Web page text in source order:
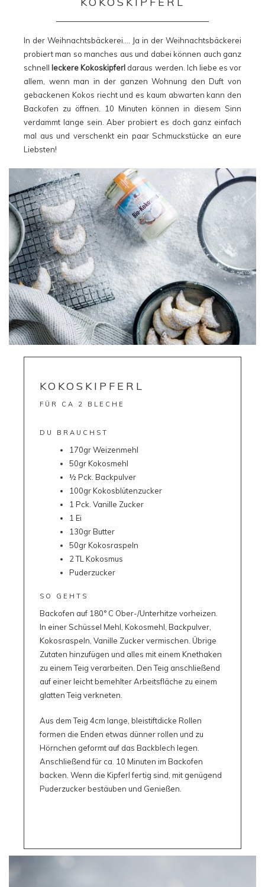
In der Weihnachtsbäckerei…. Ja in der Weihnachtsbäckerei
probiert man so manches aus und dabei können auch ganz
schnell leckere Kokoskipferl daraus werden. Ich liebe es vor
allem, wenn man in der ganzen Wohnung den Duft von
gebackenen Kokos riecht und es kaum abwarten kann den
Backofen zu öffnen. 10 Minuten können in diesem Sinn
verdammt lange sein. Aber probiert es doch ganz einfach
mal aus und verschenkt ein paar Schmuckstücke an eure
Liebsten!
KOKOSKIPFERL
FÜR CA 2 BLECHE
DU BRAUCHST
170gr Weizenmehl
50gr Kokosmehl
½ Pck. Backpulver
100gr Kokosblütenzucker
1 Pck. Vanille Zucker
1 Ei
130gr Butter
50gr Kokosraspeln
2 TL Kokosmus
Puderzucker
SO GEHTS
Backofen auf 180° C Ober-/Unterhitze vorheizen.
In einer Schüssel Mehl, Kokosmehl, Backpulver,
Kokosraspeln, Vanille Zucker vermischen. Übrige
Zutaten hinzufügen und alles mit einem Knethaken
zu einem Teig verarbeiten. Den Teig anschließend
auf einer leicht bemehlter Arbeitsfläche zu einem
glatten Teig verkneten.
Aus dem Teig 4cm lange, bleistiftdicke Rollen
formen die Enden etwas dünner rollen und zu
Hörnchen geformt auf das Backblech legen.
Anschließend für ca. 10 Minuten im Backofen
backen. Wenn die Kipferl fertig sind, mit genügend
Puderzucker bestäuben und Genießen.